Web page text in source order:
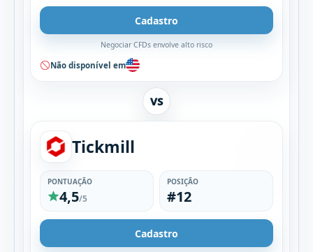
Cadastro
Negociar CFDs envolve alto risco
Não disponível em
VS
Tickmill
PONTUAÇÃO
4,5/5
POSIÇÃO
#12
Cadastro